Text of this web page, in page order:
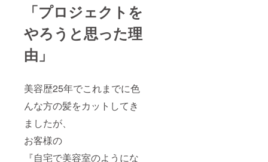
「プロジェクトを
やろうと思った理
由」
美容歴25年でこれまでに色
んな方の髪をカットしてき
ましたが、
お客様の
『自宅で美容室のようにな